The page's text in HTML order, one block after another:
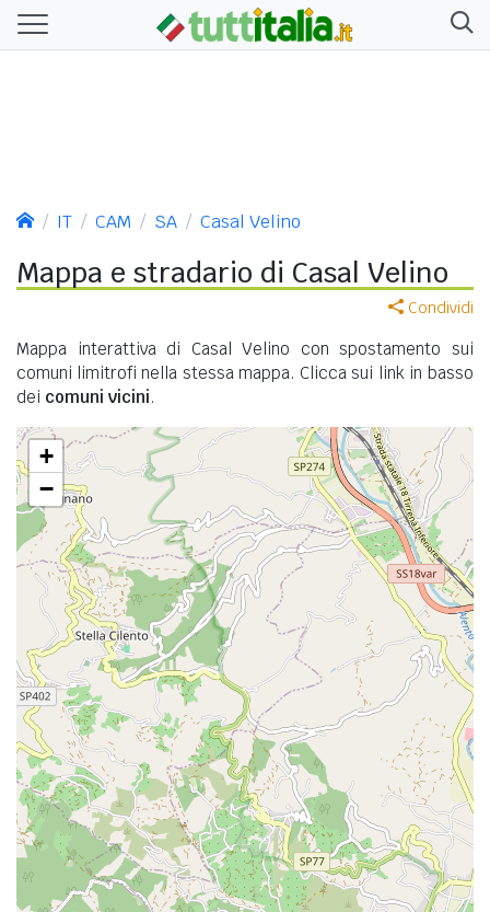
IT CAM SA Casal Velino
Mappa e stradario di Casal Velino
Condividi
Mappa interattiva di Casal Velino con spostamento sui
comuni limitrofi nella stessa mappa. Clicca sui link in basso
dei comuni vicini.
+
−